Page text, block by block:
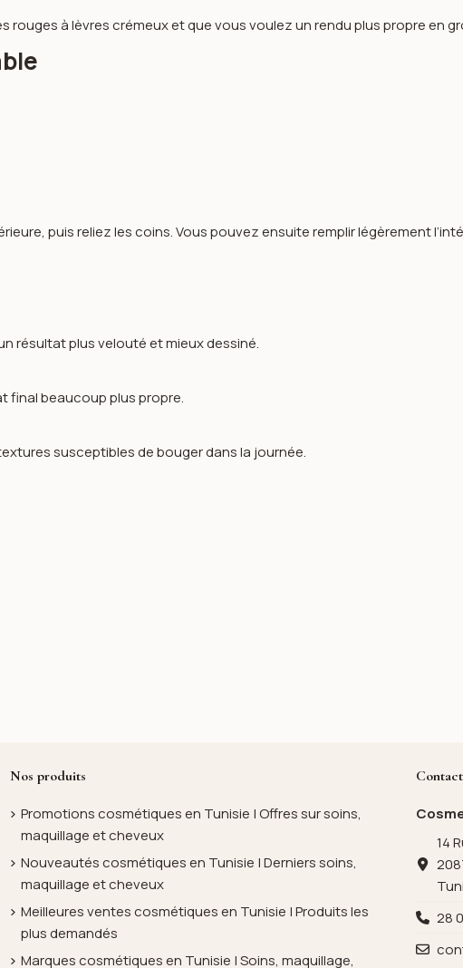
rouges à lèvres crémeux et que vous voulez un rendu plus propre en
puis reliez les coins. Vous pouvez ensuite remplir légèrement
résultat plus velouté et mieux dessiné.
final beaucoup plus propre.
susceptibles de bouger dans la journée.
Nos produits
Promotions cosmétiques en Tunisie | Offres sur soins,
maquillage et cheveux
Nouveautés cosmétiques en Tunisie | Derniers soins,
maquillage et cheveux
Meilleures ventes cosmétiques en Tunisie | Produits les
plus demandés
Marques cosmétiques en Tunisie | Soins, maquillage,
14
28